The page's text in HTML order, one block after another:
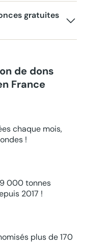
gratuites
de dons
France
chaque mois,
!
000 tonnes
2017 !
plus de 170